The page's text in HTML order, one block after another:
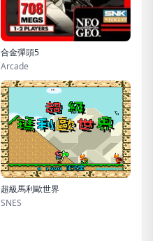
合金彈頭5
Arcade
超級馬利歐世界
SNES